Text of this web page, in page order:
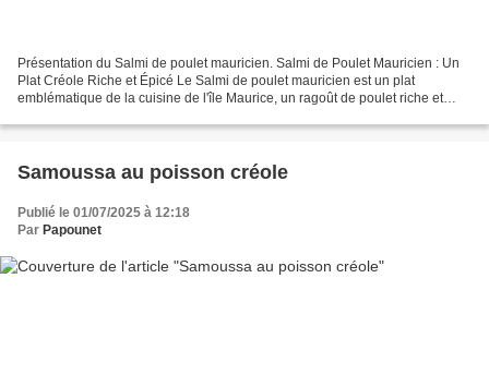
Présentation du Salmi de poulet mauricien. Salmi de Poulet Mauricien : Un
Plat Créole Riche et Épicé Le Salmi de poulet mauricien est un plat
emblématique de la cuisine de l'île Maurice, un ragoût de poulet riche et
Samoussa au poisson créole
Publié le 01/07/2025 à 12:18
Par Papounet